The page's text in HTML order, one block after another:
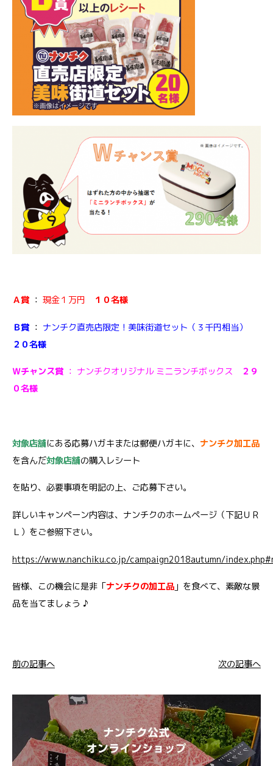
Ａ賞 ： 現金１万円 １０名様
Ｂ賞 ： ナンチク直売店限定！美味街道セット（３千円相当）
２０名様
Ｗチャンス賞 ： ナンチクオリジナル ミニランチボックス
２９
０名様
対象店舗にある応募ハガキまたは郵便ハガキに、 ナンチク加工品
を含んだ対象店舗の購入レシート
を貼り、必要事項を明記の上、ご応募下さい。
詳しいキャンペーン内容は、ナンチクのホームページ（下記ＵＲ
Ｌ）をご参照下さい。
https://www.nanchiku.co.jp/campaign2018autumn/
皆様、この機会に是非「ナンチクの加工品 」を食べて、素敵な景
品を当てましょう ♪
前の記事へ 次の記事へ